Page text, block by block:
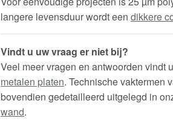
langere levensduur wordt een dikkere
Vindt u uw vraag er niet bij?
Veel meer vragen en antwoorden vindt
metalen platen. Technische vaktermen
bovendien gedetailleerd uitgelegd in
wand.